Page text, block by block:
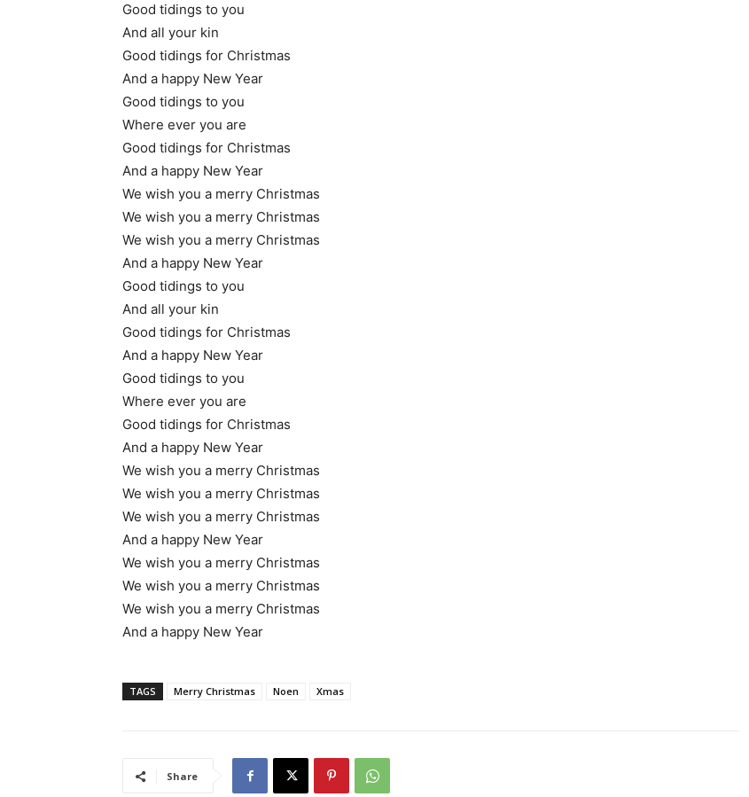
Good tidings to you
And all your kin
Good tidings for Christmas
And a happy New Year
Good tidings to you
Where ever you are
Good tidings for Christmas
And a happy New Year
We wish you a merry Christmas
We wish you a merry Christmas
We wish you a merry Christmas
And a happy New Year
Good tidings to you
And all your kin
Good tidings for Christmas
And a happy New Year
Good tidings to you
Where ever you are
Good tidings for Christmas
And a happy New Year
We wish you a merry Christmas
We wish you a merry Christmas
We wish you a merry Christmas
And a happy New Year
We wish you a merry Christmas
We wish you a merry Christmas
We wish you a merry Christmas
And a happy New Year
TAGS Merry Christmas Noen Xmas
Share